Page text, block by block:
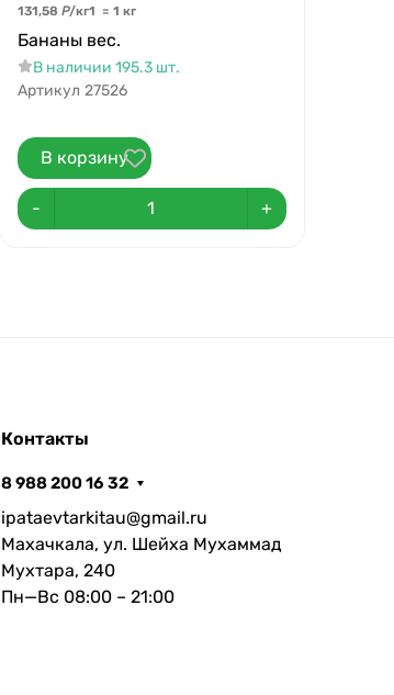
131,58 Р/кг1 = 1 кг
Бананы вес.
В наличии 195.3 шт.
Артикул 27526
В корзину
- +
Контакты
8 988 200 16 32
ipataevtarkitau@gmail.ru
Махачкала, ул. Шейха Мухаммад
Мухтара, 240
Пн—Вс 08:00 – 21:00